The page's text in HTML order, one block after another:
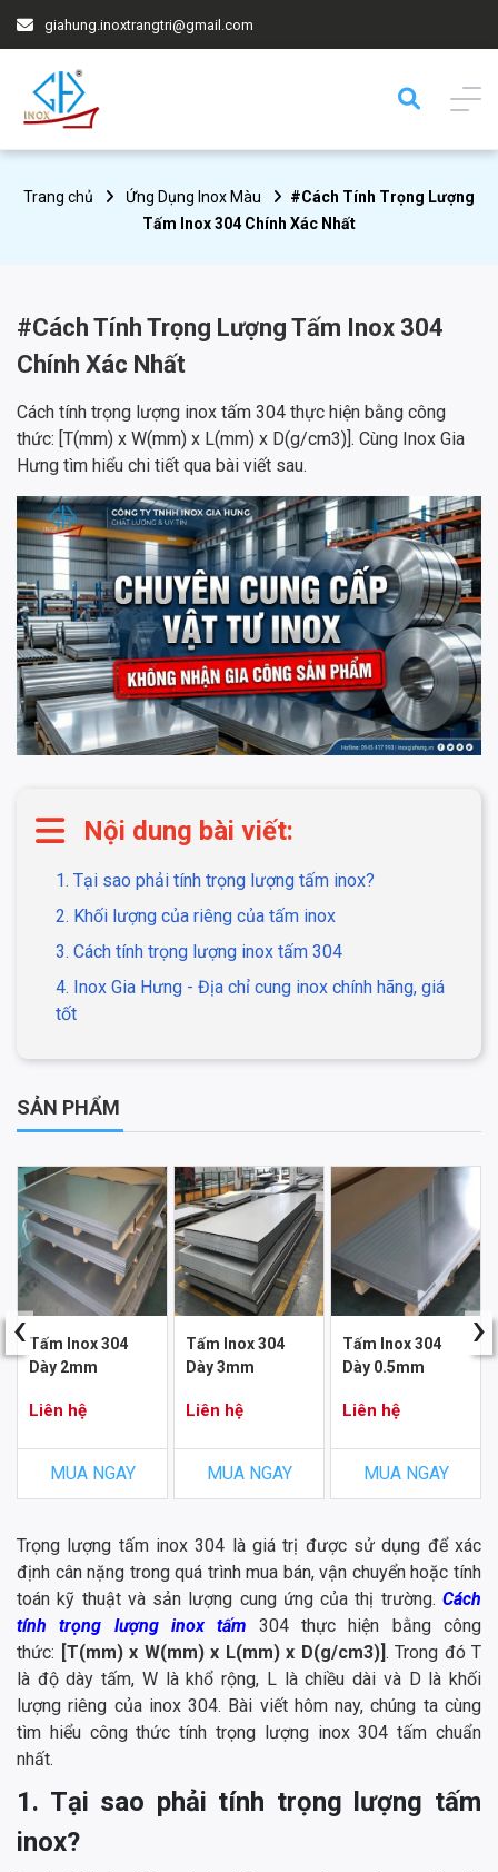
giahung.inoxtrangtri@gmail.com
Trang chủ Ứng Dụng Inox Màu
#Cách Tính Trọng Lượng
Tấm Inox 304 Chính Xác Nhất
#Cách Tính Trọng Lượng Tấm Inox 304
Chính Xác Nhất
Cách tính trọng lượng inox tấm 304 thực hiện bằng công
thức: [T(mm) x W(mm) x L(mm) x D(g/cm3)]. Cùng Inox Gia
Hưng tìm hiểu chi tiết qua bài viết sau.
Nội dung bài viết:
1. Tại sao phải tính trọng lượng tấm inox?
2. Khối lượng của riêng của tấm inox
3. Cách tính trọng lượng inox tấm 304
4. Inox Gia Hưng - Địa chỉ cung inox chính hãng, giá
tốt
SẢN PHẨM
Tấm Inox 304
Dày 2mm
Liên hệ
MUA NGAY
Tấm Inox 304
Dày 3mm
Liên hệ
MUA NGAY
Tấm Inox 304
Dày 0.5mm
Liên hệ
MUA NGAY
‹ ›
Trọng lượng tấm inox 304 là giá trị được sử dụng để xác
định cân nặng trong quá trình mua bán, vận chuyển hoặc tính
toán kỹ thuật và sản lượng cung ứng của thị trường. Cách
tính trọng lượng inox tấm 304 thực hiện bằng công
thức:
[T(mm) x W(mm) x L(mm) x D(g/cm3)] . Trong đó T
là độ dày tấm, W là khổ rộng, L là chiều dài và D là khối
lượng riêng của inox 304. Bài viết hôm nay, chúng ta cùng
tìm hiểu công thức tính trọng lượng inox 304 tấm chuẩn
nhất.
1. Tại sao phải tính trọng lượng tấm
inox?